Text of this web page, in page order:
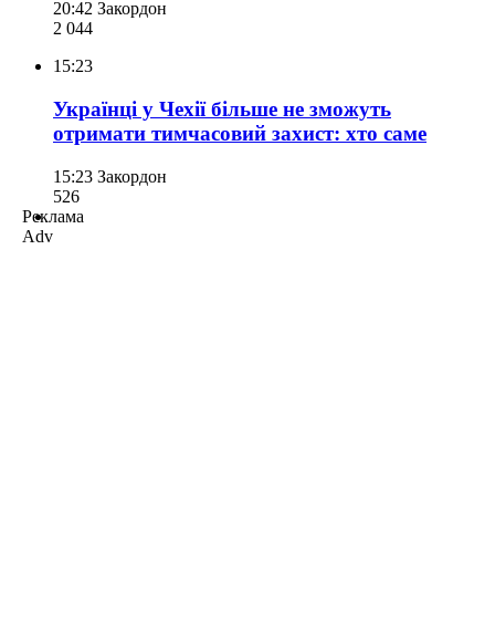
20:42 Закордон
2 044
15:23
Українці у Чехії більше не зможуть
отримати тимчасовий захист: хто саме
15:23 Закордон
526
Реклама
Adv